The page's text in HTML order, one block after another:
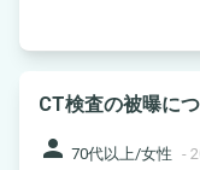
CT検査の被曝に
person 70代以上/女性 -